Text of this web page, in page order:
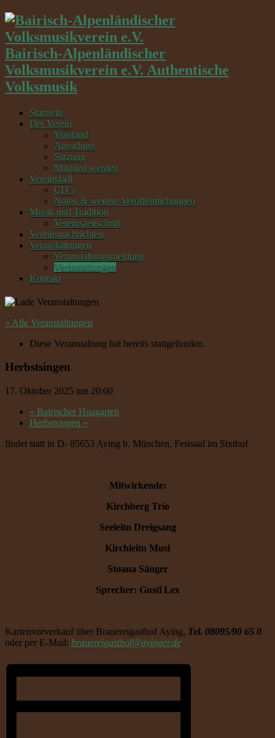
Bairisch-Alpenländischer
Volksmusikverein e.V. Authentische
Volksmusik
Startseite
Der Verein
Vorstand
Ausschuss
Satzung
Mitglied werden
Vereinsladl
CD´s
Noten & weitere Veröffentlichungen
Musik und Tradition
Vereinszeitschrift
Vereinsnachrichten
Veranstaltungen
Veranstaltungsmeldung
Veranstaltungen
Kontakt
« Alle Veranstaltungen
Diese Veranstaltung hat bereits stattgefunden.
Herbstsingen
17. Oktober 2025 um 20:00
« Bairischer Hoagarten
Herbstsingen »
findet statt in D- 85653 Aying b. München, Festsaal im Sixthof
Mitwirkende:
Kirchberg Trio
Seeleitn Dreigsang
Kirchleitn Musi
Stoana Sänger
Sprecher: Gustl Lex
Kartenvorverkauf über Brauereigasthof Aying, Tel. 08095/90 65 0
oder per E-Mail: brauereigasthof@ayinger.de.